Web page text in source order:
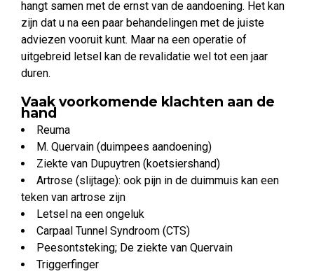
hangt samen met de ernst van de aandoening. Het kan
zijn dat u na een paar behandelingen met de juiste
adviezen vooruit kunt. Maar na een operatie of
uitgebreid letsel kan de revalidatie wel tot een jaar
duren.
Vaak voorkomende klachten aan de
hand
Reuma
M. Quervain (duimpees aandoening)
Ziekte van Dupuytren (koetsiershand)
Artrose (slijtage): ook pijn in de duimmuis kan een
teken van artrose zijn
Letsel na een ongeluk
Carpaal Tunnel Syndroom (CTS)
Peesontsteking; De ziekte van Quervain
Triggerfinger